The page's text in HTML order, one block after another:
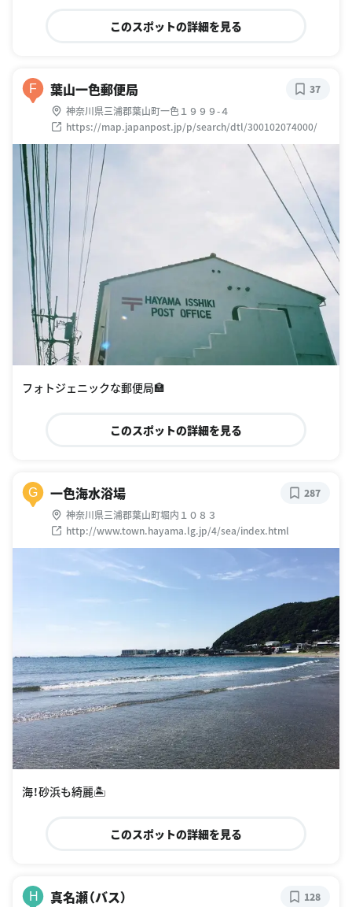
このスポットの詳細を見る
F 葉山一色郵便局
神奈川県三浦郡葉山町一色１９９９-４
https://map.japanpost.jp/p/search/dtl/300102074000/
37
フォトジェニックな郵便局🏣
このスポットの詳細を見る
G 一色海水浴場
神奈川県三浦郡葉山町堀内１０８３
http://www.town.hayama.lg.jp/4/sea/index.html
287
海！砂浜も綺麗🏝
このスポットの詳細を見る
H 真名瀬（バス） 128